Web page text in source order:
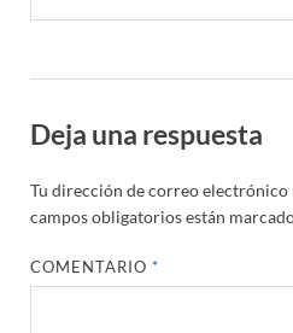
Deja una respuesta
Tu dirección de correo electrónico
campos obligatorios están
COMENTARIO*